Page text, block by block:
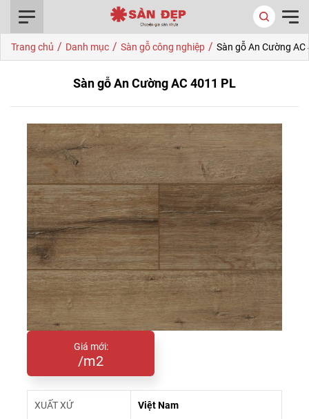
Trang chủ / Danh mục / Sàn gỗ công nghiệp / Sàn gỗ An Cường AC
Sàn gỗ An Cường AC 4011 PL
Giá mới:
/m2
XUẤT XỨ Việt Nam